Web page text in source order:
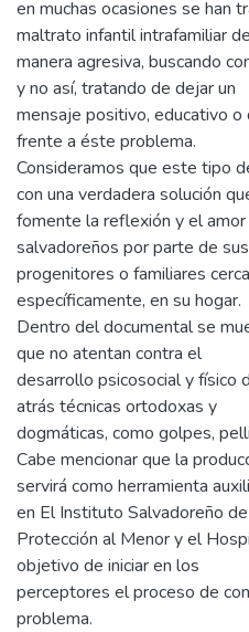
en muchas ocasiones se han
maltrato infantil intrafamiliar de
manera agresiva, buscando
y no así, tratando de dejar un
mensaje positivo, educativo o
frente a éste problema.
Consideramos que este tipo
con una verdadera solución
fomente la reflexión y el amor
salvadoreños por parte de sus
progenitores o familiares
específicamente, en su hogar.
Dentro del documental se
que no atentan contra el
desarrollo psicosocial y físico
atrás técnicas ortodoxas y
dogmáticas, como golpes,
Cabe mencionar que la
servirá como herramienta
en El Instituto Salvadoreño de
Protección al Menor y el
objetivo de iniciar en los
perceptores el proceso de
problema.